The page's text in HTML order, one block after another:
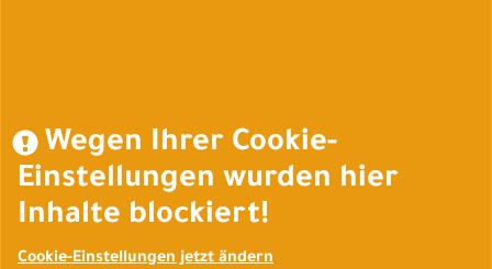
Wegen Ihrer Cookie-
Einstellungen wurden hier
Inhalte blockiert!
Cookie-Einstellungen jetzt ändern